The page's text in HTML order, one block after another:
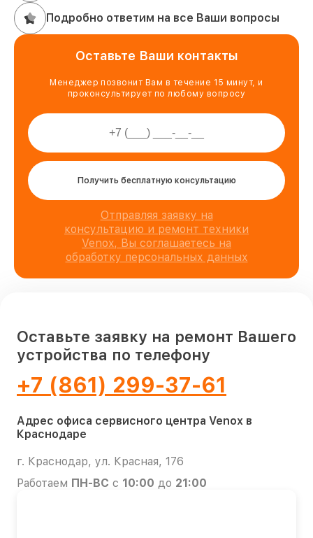
Подробно ответим на все Ваши вопросы
Оставьте Ваши контакты
Менеджер позвонит Вам в течение 15 минут, и
проконсультирует по любому вопросу
Получить бесплатную консультацию
Отправляя заявку на
консультацию и ремонт техники
Venox, Вы соглашаетесь на
обработку персональных данных
Оставьте заявку на ремонт Вашего
устройства по телефону
+7 (861) 299-37-61
Адрес офиса сервисного центра Venox в
Краснодаре
г. Краснодар, ул. Красная, 176
Работаем ПН-ВС с 10:00 до 21:00